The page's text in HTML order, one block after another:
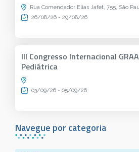
Navegue por categoria
Rua Comendador Elias Jafet, 755, São
26/08/26 - 29/08/26
III Congresso Internacional
Pediátrica
03/09/26 - 05/09/26